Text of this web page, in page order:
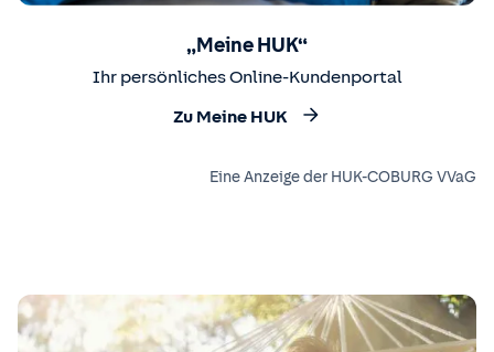
„Meine HUK“
Ihr persönliches Online-Kundenportal
Zu Meine HUK
Eine Anzeige der HUK-COBURG VVaG